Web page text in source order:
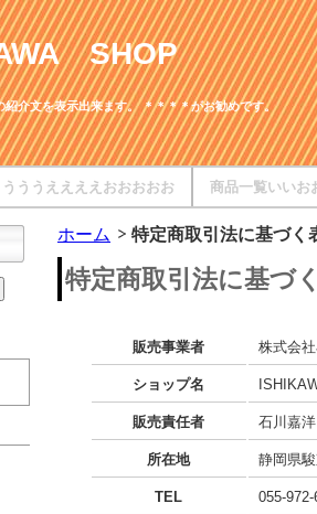
SHOP
紹介文を表示出来ます。 ＊＊＊＊がお勧めです。
商品一覧いいお
ううええええおおおおお
ホーム 特定商取引法に基づく
特定商取引法に基づ
販売事業者 株式会
ショップ名
販売責任者 石川嘉洋
所在地 静岡県
TEL 055-972-